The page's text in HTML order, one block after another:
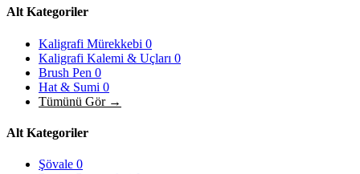
Alt Kategoriler
Kaligrafi Mürekkebi 0
Kaligrafi Kalemi & Uçları 0
Brush Pen 0
Hat & Sumi 0
Tümünü Gör →
Alt Kategoriler
Şövale 0